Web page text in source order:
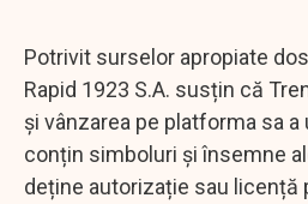
Potrivit surselor apropiate
Rapid 1923 S.A. susțin că
și vânzarea pe platforma sa
conțin simboluri și însemne
deține autorizație sau licență